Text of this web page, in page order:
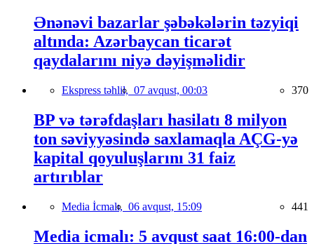
Ənənəvi bazarlar şəbəkələrin təzyiqi
altında: Azərbaycan ticarət
qaydalarını niyə dəyişməlidir
Ekspress təhlil, 07 avqust, 00:03 370
BP və tərəfdaşları hasilatı 8 milyon
ton səviyyəsində saxlamaqla AÇG-yə
kapital qoyuluşlarını 31 faiz
artırıblar
Media İcmalı, 06 avqust, 15:09 441
Media icmalı: 5 avqust saat 16:00-dan